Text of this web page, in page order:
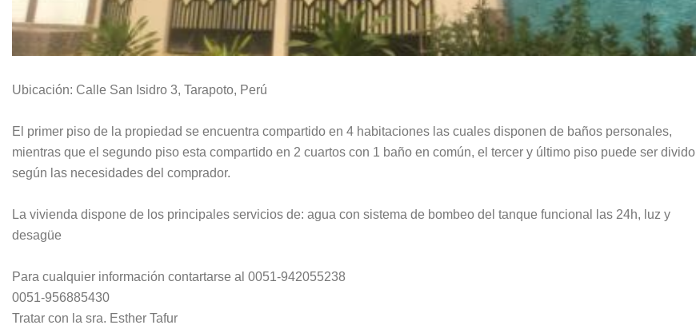
Ubicación: Calle San Isidro 3, Tarapoto, Perú
El primer piso de la propiedad se encuentra compartido en 4 habitaciones las cuales disponen de baños personales,
mientras que el segundo piso esta compartido en 2 cuartos con 1 baño en común, el tercer y último piso puede ser divido
según las necesidades del comprador.
La vivienda dispone de los principales servicios de: agua con sistema de bombeo del tanque funcional las 24h, luz y
desagüe
Para cualquier información contartarse al 0051-942055238
0051-956885430
Tratar con la sra. Esther Tafur